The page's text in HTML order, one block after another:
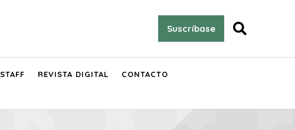
Suscríbase 
STAFF REVISTA DIGITAL
CONTACTO